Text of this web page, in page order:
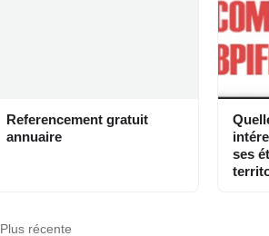
Referencement gratuit
annuaire
ses
Plus récente